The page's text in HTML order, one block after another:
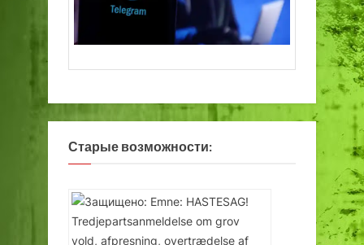
Старые возможности: